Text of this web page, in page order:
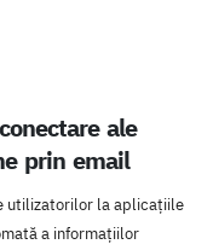
ale
prin email
utilizatorilor la aplicațiile
a informațiilor